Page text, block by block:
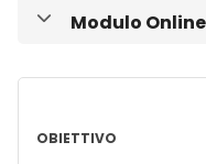
Minimizza
Modulo
OBIETTIVO